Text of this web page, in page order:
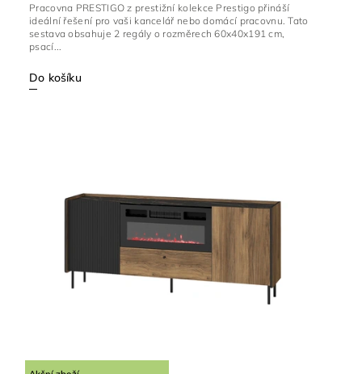
Do košíku
Pracovna PRESTIGO z prestižní kolekce Prestigo přináší
ideální řešení pro vaši kancelář nebo domácí pracovnu. Tato
sestava obsahuje 2 regály o rozměrech 60x40x191 cm,
psací...